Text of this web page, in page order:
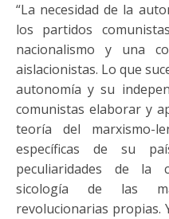
“La necesidad de la
los partidos
nacionalismo y una
aislacionistas. Lo que
autonomía y su
comunistas elaborar y
teoría del marxismo-
específicas de su
peculiaridades de la
sicología de las
revolucionarias propias.